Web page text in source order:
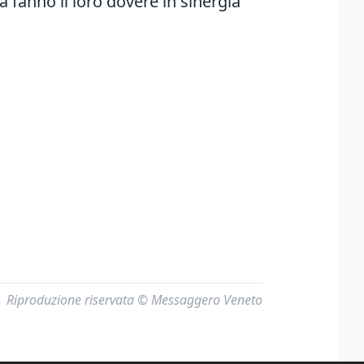
Riproduzione riservata © Messaggero Veneto